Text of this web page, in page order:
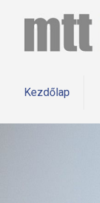
Kezdőlap